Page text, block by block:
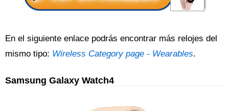
En el siguiente enlace podrás encontrar más relojes del
mismo tipo: Wireless Category page - Wearables.
Samsung Galaxy Watch4